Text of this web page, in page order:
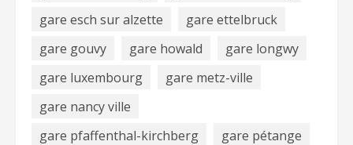
gare esch sur alzette
gare ettelbruck
gare gouvy
gare howald
gare longwy
gare luxembourg
gare metz-ville
gare nancy ville
gare pfaffenthal-kirchberg
gare pétange